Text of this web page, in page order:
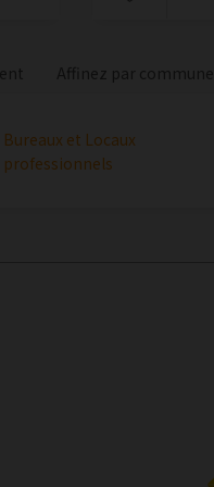
Affinez par commune
Bureaux et Locaux
professionnels